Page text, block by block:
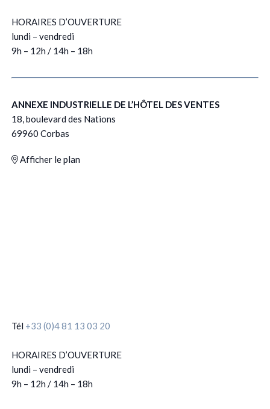
HORAIRES D’OUVERTURE
lundi – vendredi
9h – 12h / 14h – 18h
ANNEXE INDUSTRIELLE DE L’HÔTEL DES VENTES
18, boulevard des Nations
69960 Corbas
Afficher le plan
Tél +33 (0)4 81 13 03 20
HORAIRES D’OUVERTURE
lundi – vendredi
9h – 12h / 14h – 18h